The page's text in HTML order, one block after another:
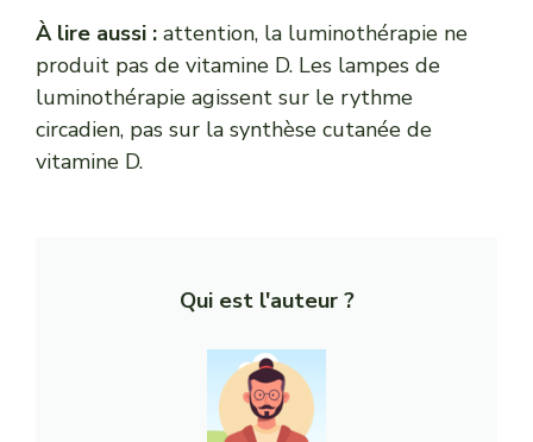
À lire aussi : attention, la luminothérapie ne
produit pas de vitamine D. Les lampes de
luminothérapie agissent sur le rythme
circadien, pas sur la synthèse cutanée de
vitamine D.
Qui est l'auteur ?